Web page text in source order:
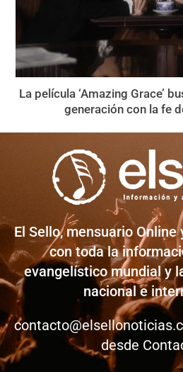
La película ‘Amazing Grace’
generación con la fe
El Sello, mensuario
con toda la
evangelístico mundial y
nacional e
desde